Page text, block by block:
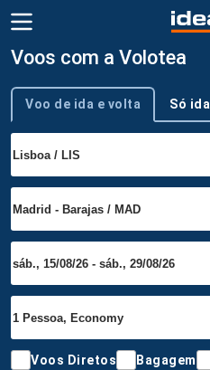
Voos com a Volotea
Tipo de viagem
Voo de ida e volta Só ida
Voos Diretos Bagagem